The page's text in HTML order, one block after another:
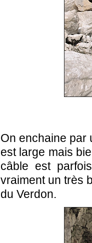
On enchaine par
est large mais
câble est
vraiment un très
du Verdon.